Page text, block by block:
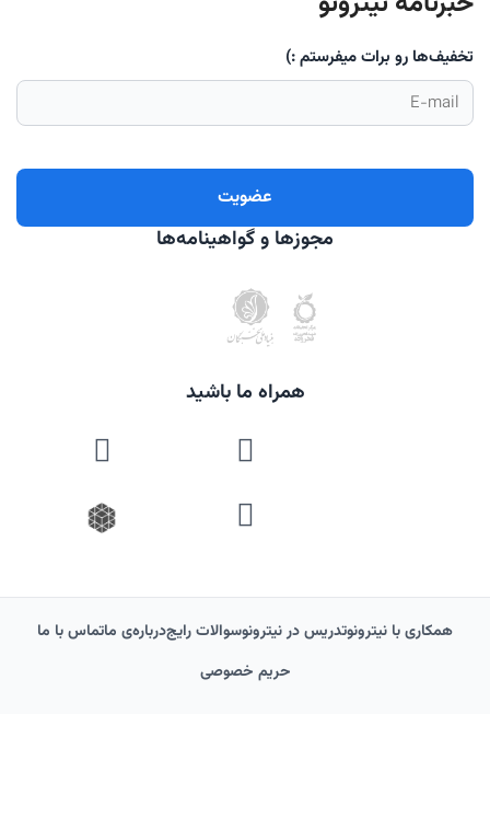
تخفیف‌ها رو برات میفرستم :)
مجوزها و گواهینامه‌ها
همراه ما باشید
همکاری با نیترونوتدریس در نیترونوسوالات رایجدرباره‌‌ی ماتماس با ما
حریم خصوصی